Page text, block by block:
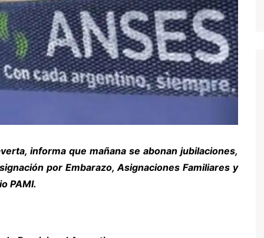
informa que mañana se abonan jubilaciones,
por Embarazo, Asignaciones Familiares y
PAMI.